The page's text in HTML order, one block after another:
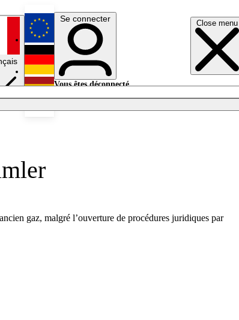
Close menu
English
Deutsch
Se connecter
Vous êtes déconnecté.
gaz, malgré l’ouverture de procédures juridiques par